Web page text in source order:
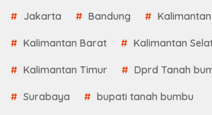
Jakarta Bandung
Kalimantan Barat Kalimantan
Kalimantan Timur Dprd Tanah
Surabaya bupati tanah bumbu